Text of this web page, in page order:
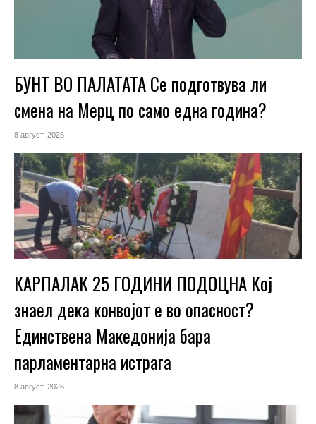
БУНТ ВО ПАЛАТАТА Се подготвува ли
смена на Мерц по само една година?
8 август, 2026
КАРПАЛАК 25 ГОДИНИ ПОДОЦНА Кој
знаел дека конвојот е во опасност?
Единствена Македoнија бара
парламентарна истрага
8 август, 2026